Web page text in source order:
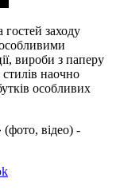
гостей заходу
особливими
вироби з паперу
наочно
особливих